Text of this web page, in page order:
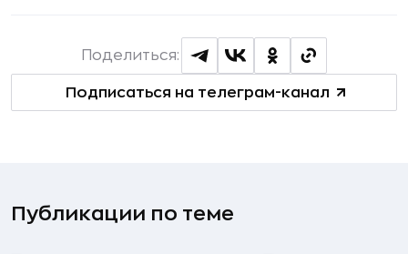
Подписаться на телеграм-канал
Поделиться:
Публикации по теме